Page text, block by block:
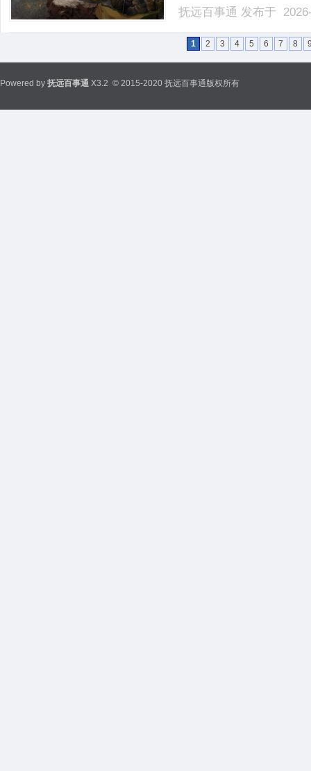
业验光配镜的写字楼
40%-60%优惠，兼顾
抚远百事通 发布于
1 2 3 4 5 6 7 8
Powered by 抚远百事通 X3.2 © 2015-2020 抚远百事通版权所有